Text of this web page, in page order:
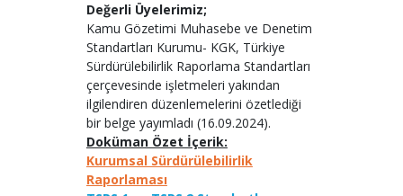
Değerli Üyelerimiz;
Kamu Gözetimi Muhasebe ve Denetim
Standartları Kurumu- KGK, Türkiye
Sürdürülebilirlik Raporlama Standartları
çerçevesinde işletmeleri yakından
ilgilendiren düzenlemelerini özetlediği
bir belge yayımladı (16.09.2024).
Doküman Özet İçerik:
Kurumsal Sürdürülebilirlik
Raporlaması